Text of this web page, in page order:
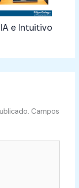
e Intuitivo
Campos